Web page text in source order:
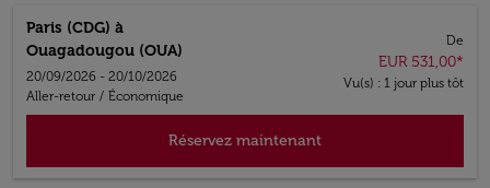
Paris (CDG) à
Ouagadougou (OUA)
20/09/2026 - 20/10/2026
Aller-retour / Économique
De
EUR 531,00*
Vu(s) : 1 jour plus tôt
Réservez maintenant